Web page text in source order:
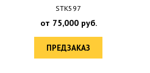
STK597
от 75,000руб.
ПРЕДЗАКАЗ